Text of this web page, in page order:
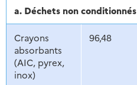
a. Déchets non conditionnés
Crayons
absorbants
(AIC, pyrex,
inox)
96,48